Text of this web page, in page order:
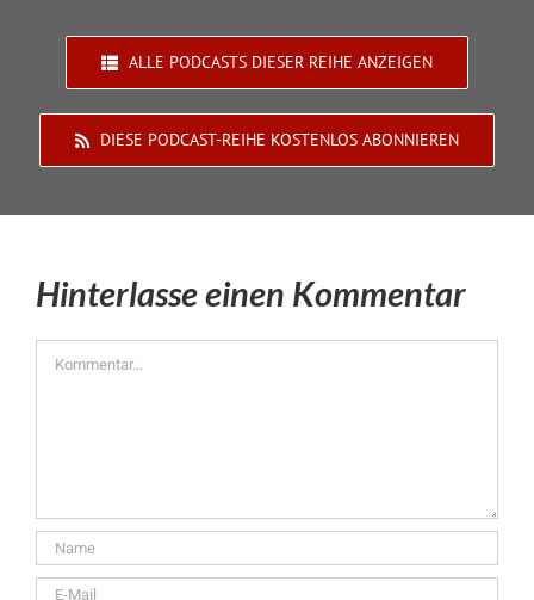
ALLE PODCASTS DIESER REIHE ANZEIGEN
DIESE PODCAST-REIHE KOSTENLOS ABONNIEREN
Hinterlasse einen Kommentar